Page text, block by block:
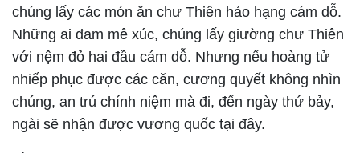
chúng lấy các món ăn chư Thiên hảo hạng cám dỗ.
Những ai đam mê xúc, chúng lấy giường chư Thiên
với nệm đỏ hai đầu cám dỗ. Nhưng nếu hoàng tử
nhiếp phục được các căn, cương quyết không nhìn
chúng, an trú chính niệm mà đi, đến ngày thứ bảy,
ngài sẽ nhận được vương quốc tại đây.